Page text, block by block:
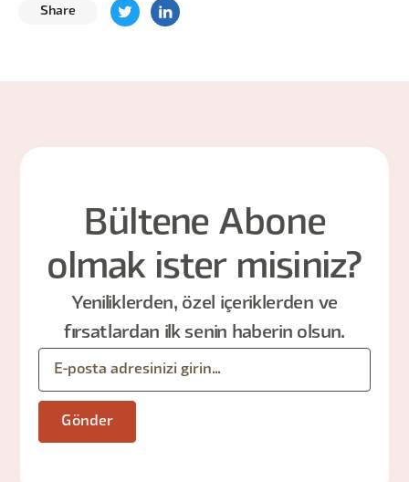
Share
Bültene Abone
olmak ister misiniz?
Yeniliklerden, özel içeriklerden ve
fırsatlardan ilk senin haberin olsun.